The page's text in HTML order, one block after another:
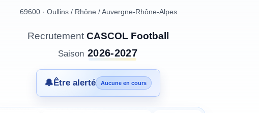
69600 · Oullins/ Rhône /Auvergne-Rhône-Alpes
Recrutement CASCOL Football
Saison 2026-2027
🔔Être alerté Aucune en cours